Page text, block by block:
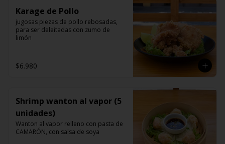
Karage de Pollo
jugosas piezas de pollo rebosadas,
para ser deleitadas con zumo de
limón
$6.980
Shrimp wanton al vapor (5
unidades)
Wanton al vapor relleno con pasta de
CAMARÓN, con salsa de soya